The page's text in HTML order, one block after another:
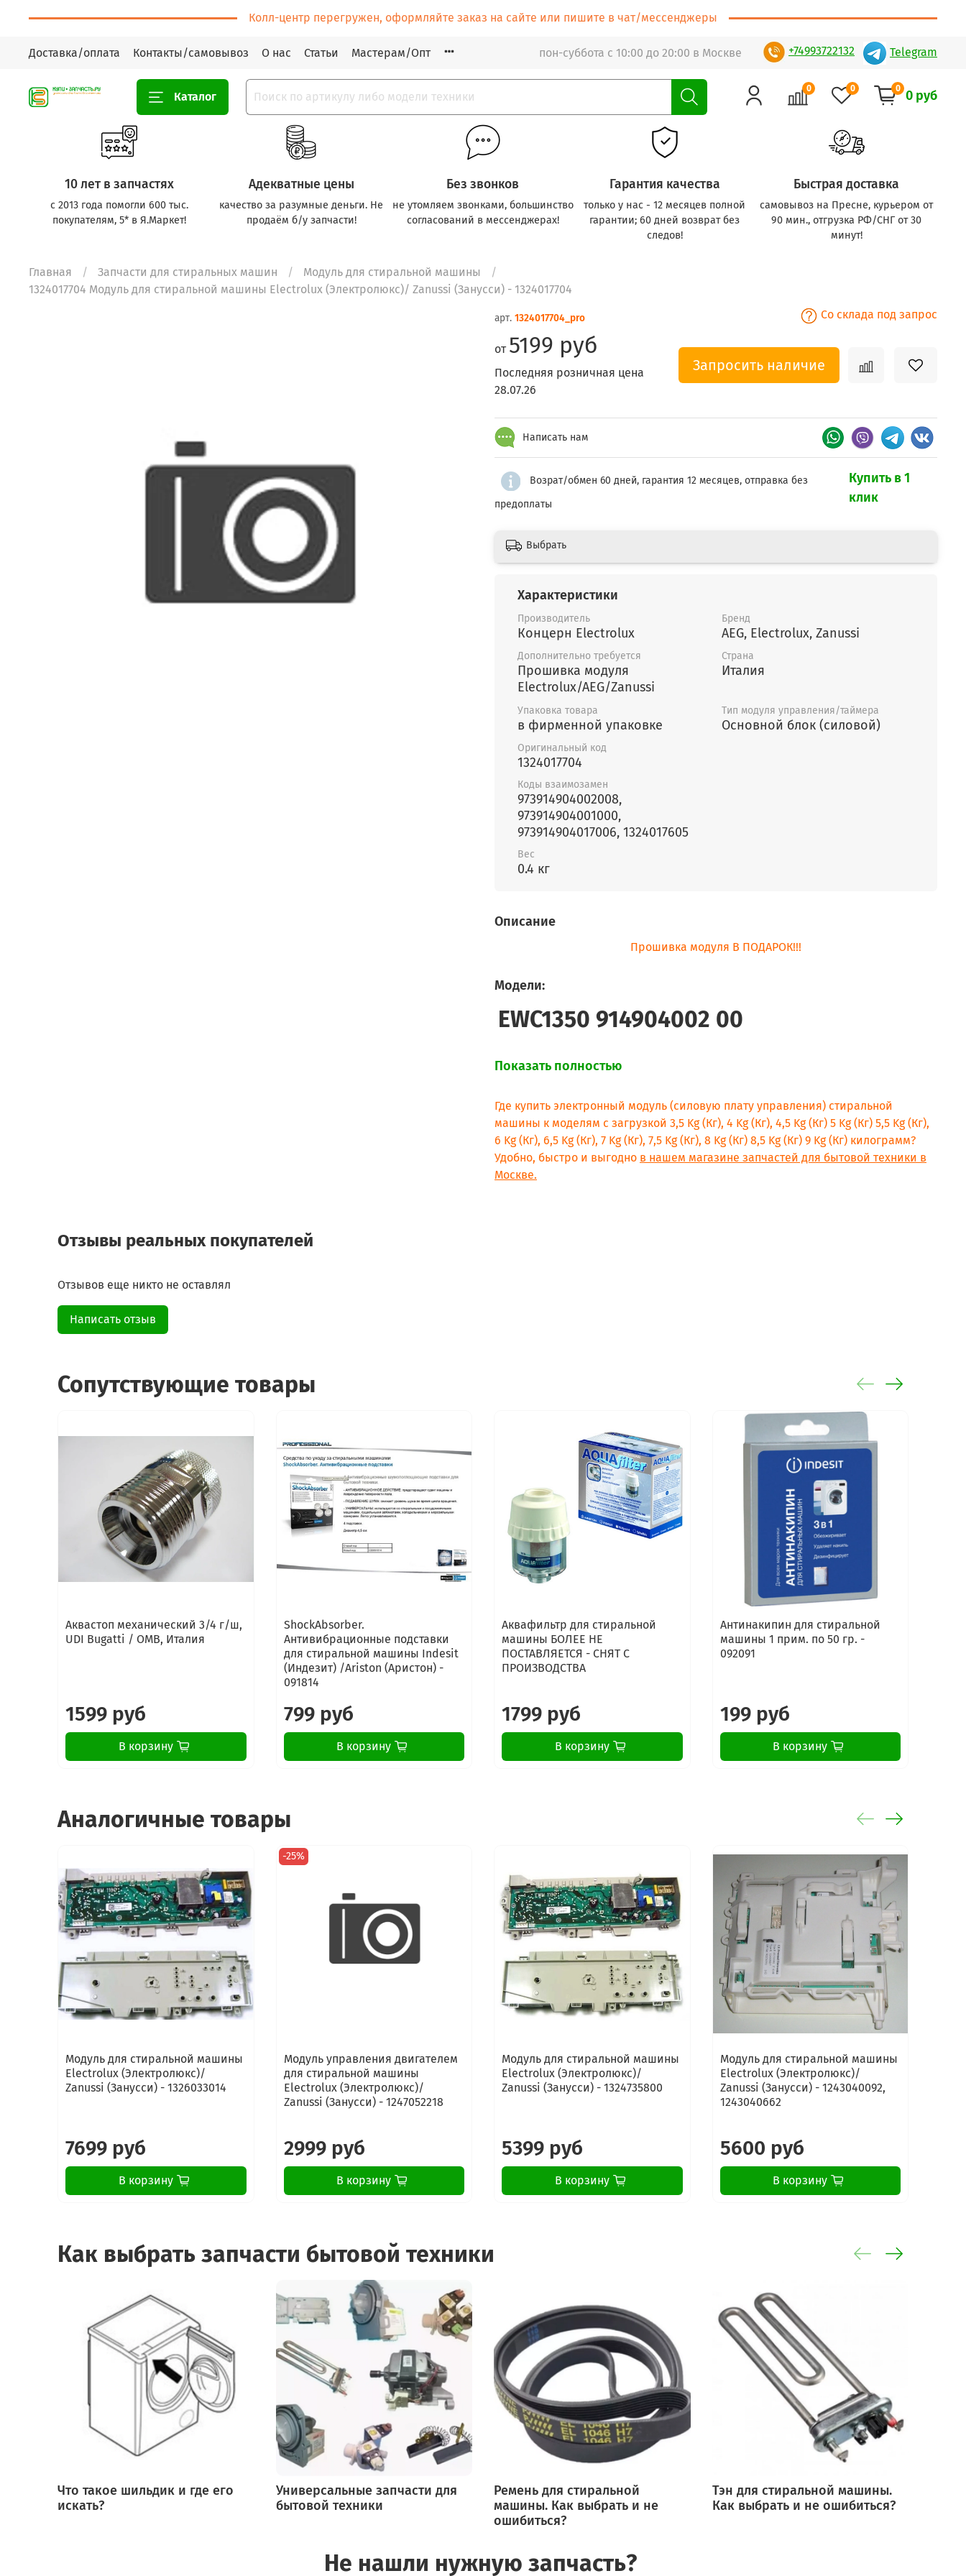
Колл-центр перегружен, оформляйте заказ на сайте или пишите в чат/мессенджеры
Доставка/оплата Контакты/самовывоз О нас Статьи Мастерам/Опт пон-суббота с 10:00 до 20:00 в Москве +74993722132 Telegram
Каталог
0 0 0 0 руб
10 лет в запчастях
с 2013 года помогли 600 тыс.
покупателям, 5* в Я.Маркет!
Адекватные цены
качество за разумные деньги. Не
продаём б/у запчасти!
Без звонков
не утомляем звонками, большинство
согласований в мессенджерах!
Гарантия качества
только у нас - 12 месяцев полной
гарантии; 60 дней возврат без
следов!
Быстрая доставка
самовывоз на Пресне, курьером от
90 мин., отгрузка РФ/СНГ от 30
минут!
Главная Запчасти для стиральных машин
Модуль для стиральной машины
1324017704 Модуль для стиральной машины Electrolux (Электролюкс)/ Zanussi (Занусси) - 1324017704
арт. 1324017704_pro Со склада под запрос
от 5199 руб
Последняя розничная цена
28.07.26
Запросить наличие
Написать нам
Возрат/обмен 60 дней, гарантия 12 месяцев, отправка без
предоплаты
Купить в 1
клик
Выбрать
Характеристики
Производитель
Концерн Electrolux
Бренд
AEG, Electrolux, Zanussi
Дополнительно требуется
Прошивка модуля
Electrolux/AEG/Zanussi
Страна
Италия
Упаковка товара
в фирменной упаковке
Тип модуля управления/таймера
Основной блок (силовой)
Оригинальный код
1324017704
Коды взаимозамен
973914904002008,
973914904001000,
973914904017006, 1324017605
Вес
0.4 кг
Описание
Прошивка модуля В ПОДАРОК!!!
Модели:
EWC1350 914904002 00
Показать полностью
Где купить электронный модуль (силовую плату управления) стиральной
машины к моделям с загрузкой 3,5 Kg (Кг), 4 Kg (Кг), 4,5 Kg (Кг) 5 Kg (Кг) 5,5 Kg (Кг),
6 Kg (Кг), 6,5 Kg (Кг), 7 Kg (Кг), 7,5 Kg (Кг), 8 Kg (Кг) 8,5 Kg (Кг) 9 Kg (Кг) килограмм?
Удобно, быстро и выгодно в нашем магазине запчастей для бытовой техники в
Москве.
Отзывы реальных покупателей
Отзывов еще никто не оставлял
Написать отзыв
Сопутствующие товары
Аквастоп механический 3/4 г/ш,
UDI Bugatti / OMB, Италия
1599 руб
В корзину
ShockAbsorber.
Антивибрационные подставки
для стиральной машины Indesit
(Индезит) /Ariston (Аристон) -
091814
799 руб
В корзину
Аквафильтр для стиральной
машины БОЛЕЕ НЕ
ПОСТАВЛЯЕТСЯ - СНЯТ С
ПРОИЗВОДСТВА
1799 руб
В корзину
Антинакипин для стиральной
машины 1 прим. по 50 гр. -
092091
199 руб
В корзину
Аналогичные товары
Модуль для стиральной машины
Electrolux (Электролюкс)/
Zanussi (Занусси) - 1326033014
7699 руб
В корзину
-25%
Модуль управления двигателем
для стиральной машины
Electrolux (Электролюкс)/
Zanussi (Занусси) - 1247052218
2999 руб
В корзину
Модуль для стиральной машины
Electrolux (Электролюкс)/
Zanussi (Занусси) - 1324735800
5399 руб
В корзину
Модуль для стиральной машины
Electrolux (Электролюкс)/
Zanussi (Занусси) - 1243040092,
1243040662
5600 руб
В корзину
Как выбрать запчасти бытовой техники
Что такое шильдик и где его
искать?
Универсальные запчасти для
бытовой техники
Ремень для стиральной
машины. Как выбрать и не
ошибиться?
Тэн для стиральной машины.
Как выбрать и не ошибиться?
Не нашли нужную запчасть?